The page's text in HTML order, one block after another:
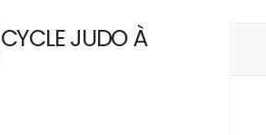
CYCLE JUDO À